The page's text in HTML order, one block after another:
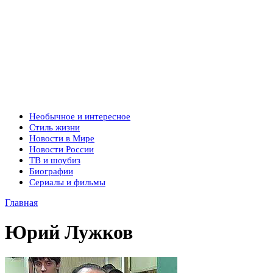
Необычное и интересное
Стиль жизни
Новости в Мире
Новости России
ТВ и шоубиз
Биографии
Сериалы и фильмы
Главная
Юрий Лужков